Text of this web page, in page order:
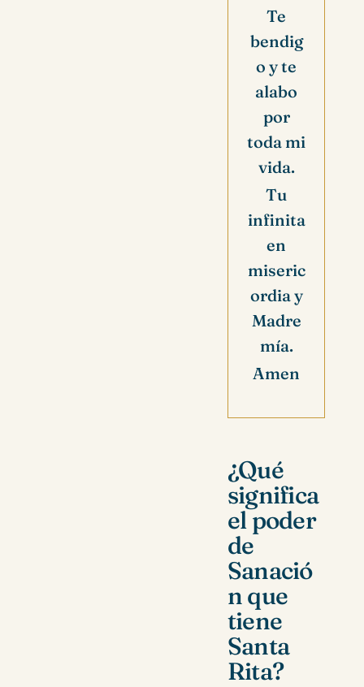
Te
bendig
o y te
alabo
por
toda mi
vida.
Tu
infinita
en
miseric
ordia y
Madre
mía.
Amen
¿Qué
significa
el poder
de
Sanació
n que
tiene
Santa
Rita?